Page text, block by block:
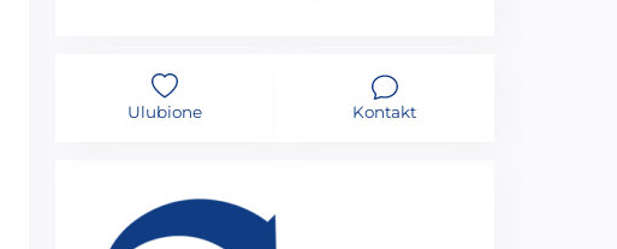
Ulubione Kontakt